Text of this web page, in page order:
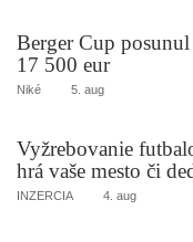
Berger Cup
17 500 eur
Niké 5. aug
Vyžrebovanie
hrá vaše mesto či
INZERCIA 4. aug